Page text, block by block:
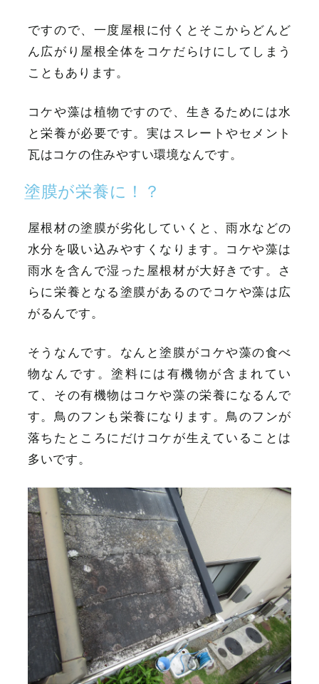
ですので、一度屋根に付くとそこからどんど
ん広がり屋根全体をコケだらけにしてしまう
こともあります。
コケや藻は植物ですので、生きるためには水
と栄養が必要です。実はスレートやセメント
瓦はコケの住みやすい環境なんです。
塗膜が栄養に！？
屋根材の塗膜が劣化していくと、雨水などの
水分を吸い込みやすくなります。コケや藻は
雨水を含んで湿った屋根材が大好きです。さ
らに栄養となる塗膜があるのでコケや藻は広
がるんです。
そうなんです。なんと塗膜がコケや藻の食べ
物なんです。塗料には有機物が含まれてい
て、その有機物はコケや藻の栄養になるんで
す。鳥のフンも栄養になります。鳥のフンが
落ちたところにだけコケが生えていることは
多いです。